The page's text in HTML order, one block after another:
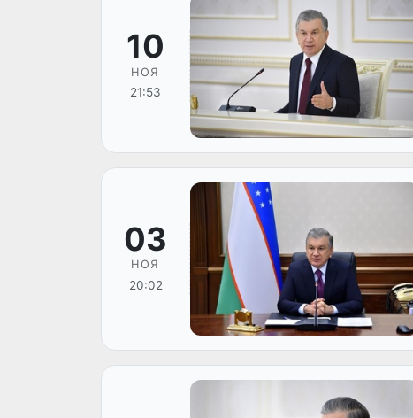
10
НОЯ
21:53
03
НОЯ
20:02